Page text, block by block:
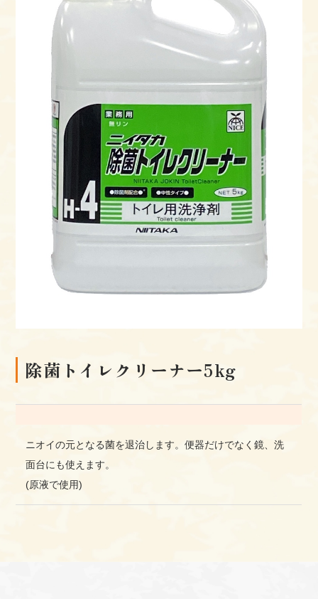
除菌トイレクリーナー5kg
ニオイの元となる菌を退治します。便器だけでなく鏡、洗
面台にも使えます。
(原液で使用)